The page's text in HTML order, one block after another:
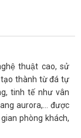
thuật cao, sử
tạo thành từ đá tự
tinh tế như vân
aurora,… được
phòng khách,